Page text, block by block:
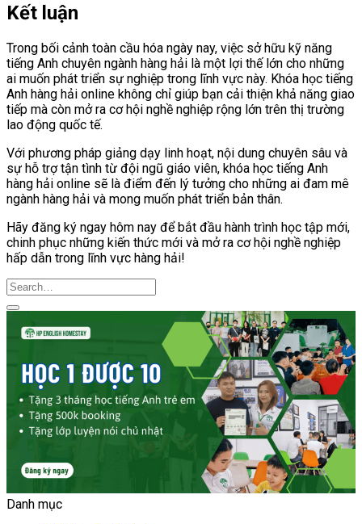
Kết luận
Trong bối cảnh toàn cầu hóa ngày nay, việc sở hữu kỹ năng
tiếng Anh chuyên ngành hàng hải là một lợi thế lớn cho những
ai muốn phát triển sự nghiệp trong lĩnh vực này. Khóa học tiếng
Anh hàng hải online không chỉ giúp bạn cải thiện khả năng giao
tiếp mà còn mở ra cơ hội nghề nghiệp rộng lớn trên thị trường
lao động quốc tế.
Với phương pháp giảng dạy linh hoạt, nội dung chuyên sâu và
sự hỗ trợ tận tình từ đội ngũ giáo viên, khóa học tiếng Anh
hàng hải online sẽ là điểm đến lý tưởng cho những ai đam mê
ngành hàng hải và mong muốn phát triển bản thân.
Hãy đăng ký ngay hôm nay để bắt đầu hành trình học tập mới,
chinh phục những kiến thức mới và mở ra cơ hội nghề nghiệp
hấp dẫn trong lĩnh vực hàng hải!
Danh mục